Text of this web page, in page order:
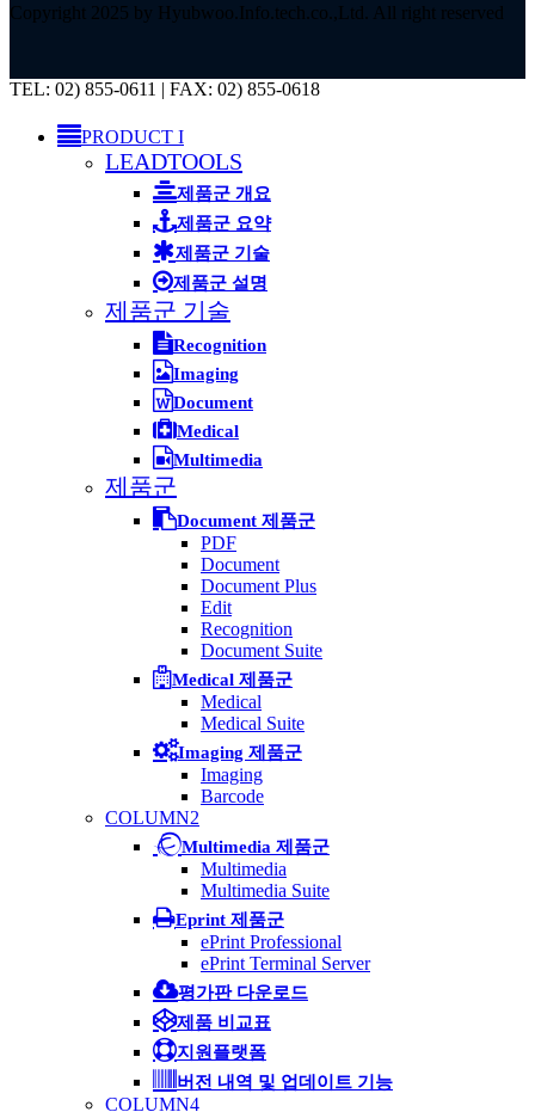
Copyright 2025 by Hyubwoo.Info.tech.co.,Ltd. All right reserved
Close
TEL: 02) 855-0611 | FAX: 02) 855-0618
PRODUCT I
LEADTOOLS
제품군 개요
제품군 요약
제품군 기술
제품군 설명
제품군 기술
Recognition
Imaging
Document
Medical
Multimedia
제품군
Document 제품군
PDF
Document
Document Plus
Edit
Recognition
Document Suite
Medical 제품군
Medical
Medical Suite
Imaging 제품군
Imaging
Barcode
COLUMN2
Multimedia 제품군
Multimedia
Multimedia Suite
Eprint 제품군
ePrint Professional
ePrint Terminal Server
평가판 다운로드
제품 비교표
지원플랫폼
버전 내역 및 업데이트 기능
COLUMN4